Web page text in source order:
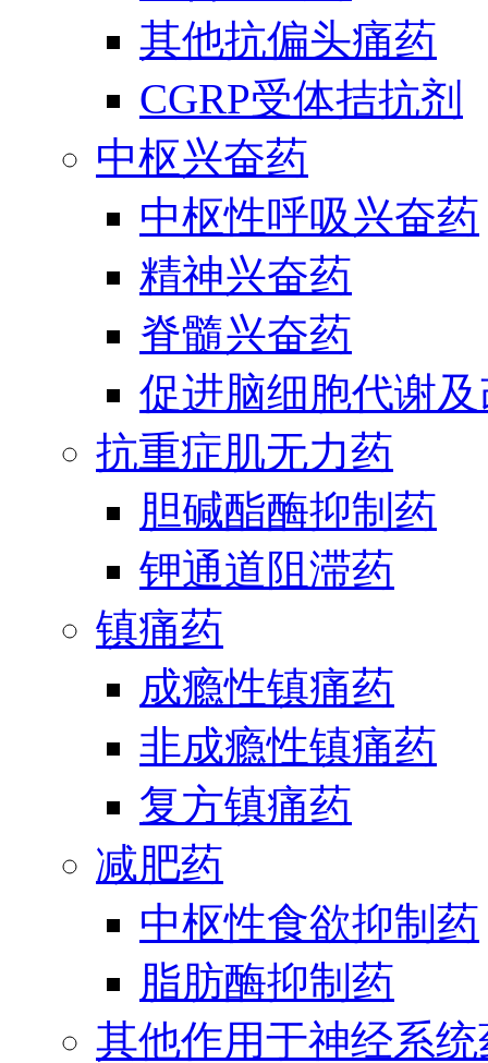
其他抗偏头痛药
CGRP受体拮抗剂
中枢兴奋药
中枢性呼吸兴奋药
精神兴奋药
脊髓兴奋药
促进脑细胞代谢
抗重症肌无力药
胆碱酯酶抑制药
钾通道阻滞药
镇痛药
成瘾性镇痛药
非成瘾性镇痛药
复方镇痛药
减肥药
中枢性食欲抑制药
脂肪酶抑制药
其他作用于神经系统